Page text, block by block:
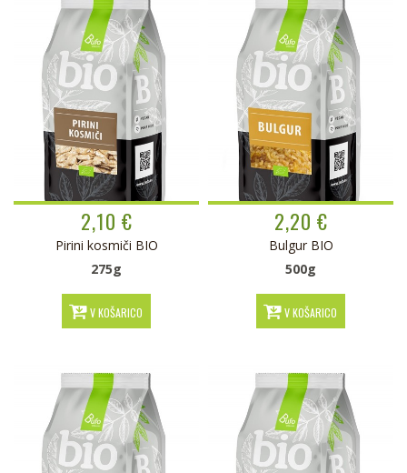
2,10 €
Pirini kosmiči BIO
275g
V KOŠARICO
2,20 €
Bulgur BIO
500g
V KOŠARICO